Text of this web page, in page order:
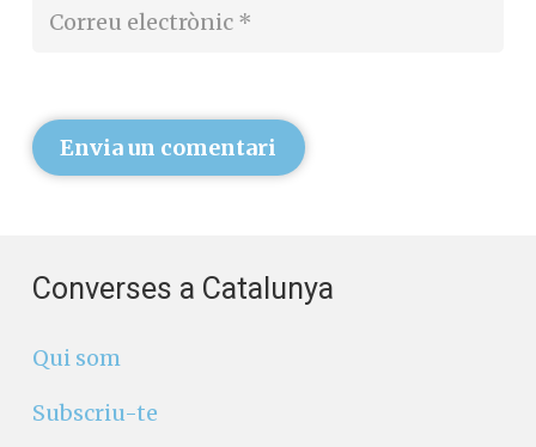
Envia un comentari
Converses a Catalunya
Qui som
Subscriu-te